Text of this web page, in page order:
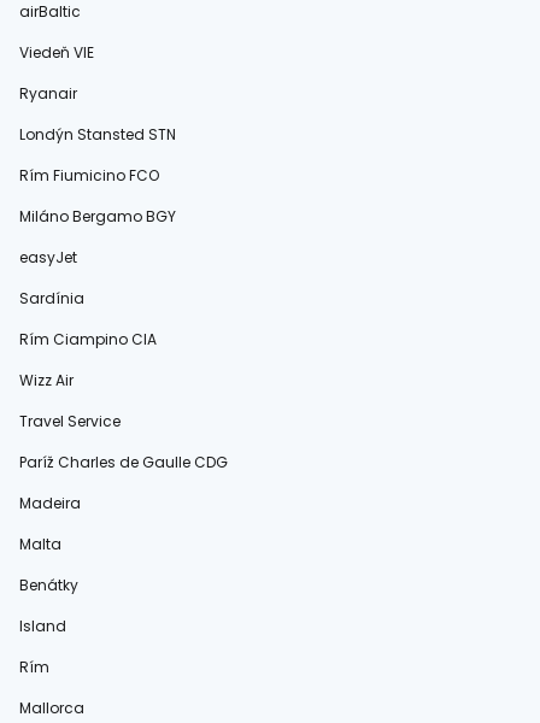
airBaltic
Viedeň VIE
Ryanair
Londýn Stansted STN
Rím Fiumicino FCO
Miláno Bergamo BGY
easyJet
Sardínia
Rím Ciampino CIA
Wizz Air
Travel Service
Paríž Charles de Gaulle CDG
Madeira
Malta
Benátky
Island
Rím
Mallorca